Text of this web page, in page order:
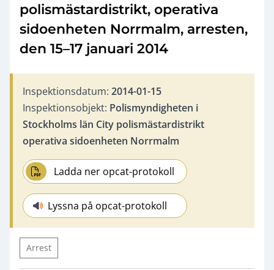
polismästardistrikt, operativa
sidoenheten Norrmalm, arresten,
den 15–17 januari 2014
Inspektionsdatum: 2014-01-15
Inspektionsobjekt: Polismyndigheten i
Stockholms län City polismästardistrikt
operativa sidoenheten Norrmalm
Ladda ner opcat-protokoll
Lyssna på opcat-protokoll
Arrest